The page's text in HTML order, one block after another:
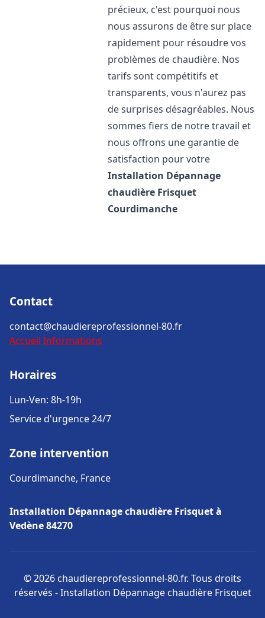
précieux, c'est pourquoi nous
nous assurons de être sur place
rapidement pour résoudre vos
problèmes de chaudière. Nos
tarifs sont compétitifs et
transparents, vous n'aurez pas
de surprises désagréables. Nous
sommes fiers de notre travail et
nous offrons une garantie de
satisfaction pour votre
Installation Dépannage
chaudière Frisquet
Courdimanche
Contact
contact@chaudiereprofessionnel-80.fr
Accueil Informations
Horaires
Lun-Ven: 8h-19h
Service d'urgence 24/7
Zone intervention
Courdimanche, France
Installation Dépannage chaudière Frisquet à
Vedène 84270
© 2026 chaudiereprofessionnel-80.fr. Tous droits
réservés - Installation Dépannage chaudière Frisquet